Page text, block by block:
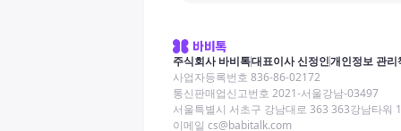
주식회사 바비톡대표이사 신정인개인정보 관리
사업자등록번호 836-86-02172
통신판매업신고번호 2021-서울강남-03497
서울특별시 서초구 강남대로 363 363강남타워
이메일 cs@babitalk.com